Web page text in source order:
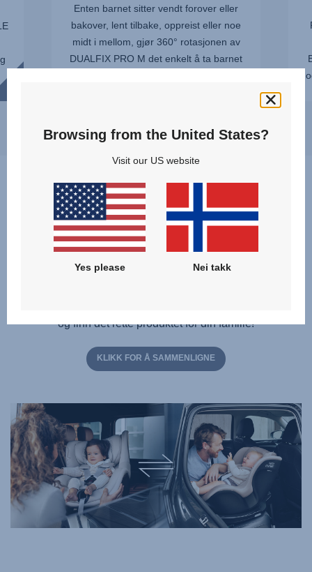
Enten barnet sitter vendt forover eller
bakover, lent tilbake, oppreist eller noe
midt i mellom, gjør 360° rotasjonen av
DUALFIX PRO M det enkelt å ta barnet
Hvilket produkt passer best for
meg og mitt barn?
og finn det rette produktet for din familie!
KLIKK FOR Å SAMMENLIGNE
Browsing from the United States?
Visit our US website
Yes please Nei takk